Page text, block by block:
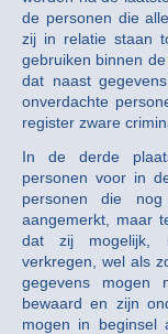
de personen die
zij in relatie staan
gebruiken binnen
dat naast
onverdachte
register zware
In de derde
personen voor in
personen die
aangemerkt, maar
dat zij mogelijk,
verkregen, wel als
gegevens mogen
bewaard en zijn
mogen in beginsel